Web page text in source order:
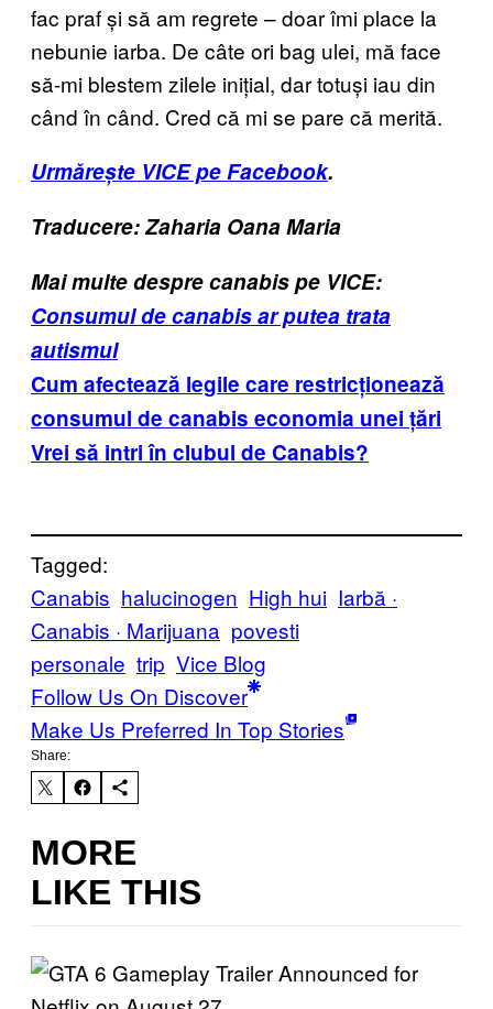
fac praf și să am regrete – doar îmi place la
nebunie iarba. De câte ori bag ulei, mă face
să-mi blestem zilele inițial, dar totuși iau din
când în când. Cred că mi se pare că merită.
Urmărește VICE pe Facebook.
Traducere: Zaharia Oana Maria
Mai multe despre canabis pe VICE:
Consumul de canabis ar putea trata
autismul
Cum afectează legile care restricționează
consumul de canabis economia unei țări
Vrei să intri în clubul de Canabis?
Tagged:
Canabis halucinogen High hui Iarbă ·
Canabis · Marijuana povesti
personale trip Vice Blog
Follow Us On Discover
Make Us Preferred In Top Stories
Share:
MORE
LIKE THIS